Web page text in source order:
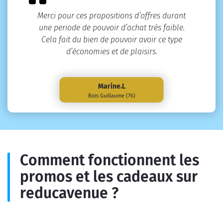
Merci pour ces propositions d’offres durant
une periode de pouvoir d’achat très faible.
Cela fait du bien de pouvoir avoir ce type
d’économies et de plaisirs.
Marine.L
Bois Guillaume (76)
Comment fonctionnent les
promos et les cadeaux sur
reducavenue ?